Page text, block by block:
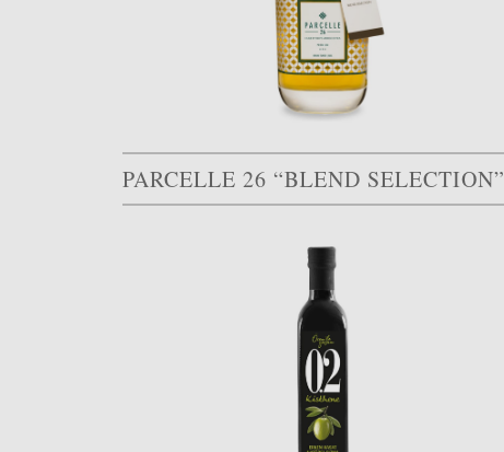
PARCELLE 26 “BLEND SELECTION”